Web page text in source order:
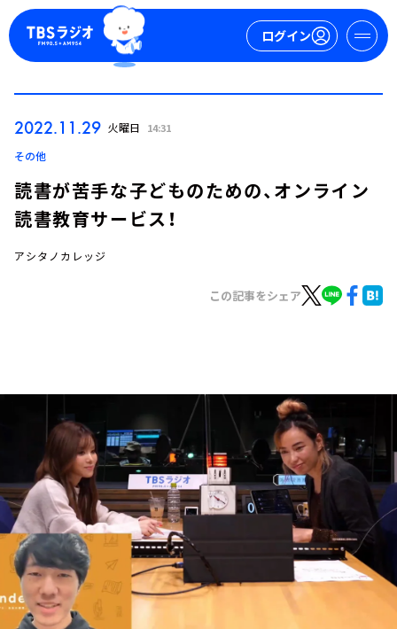
ログイン
イベント・グッズ
YouTube
会社情報
2022.11.29 火曜日 14:31
その他
読書が苦手な子どものための、オンライン
読書教育サービス！
アシタノカレッジ
この記事をシェア